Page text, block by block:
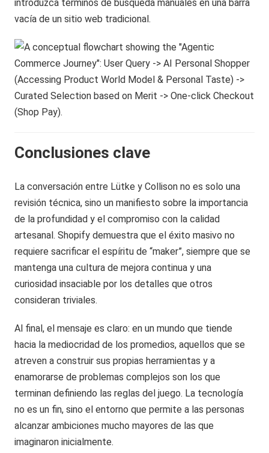
introduzca términos de búsqueda manuales en una barra
vacía de un sitio web tradicional.
Conclusiones clave
La conversación entre Lütke y Collison no es solo una
revisión técnica, sino un manifiesto sobre la importancia
de la profundidad y el compromiso con la calidad
artesanal. Shopify demuestra que el éxito masivo no
requiere sacrificar el espíritu de “maker”, siempre que se
mantenga una cultura de mejora continua y una
curiosidad insaciable por los detalles que otros
consideran triviales.
Al final, el mensaje es claro: en un mundo que tiende
hacia la mediocridad de los promedios, aquellos que se
atreven a construir sus propias herramientas y a
enamorarse de problemas complejos son los que
terminan definiendo las reglas del juego. La tecnología
no es un fin, sino el entorno que permite a las personas
alcanzar ambiciones mucho mayores de las que
imaginaron inicialmente.